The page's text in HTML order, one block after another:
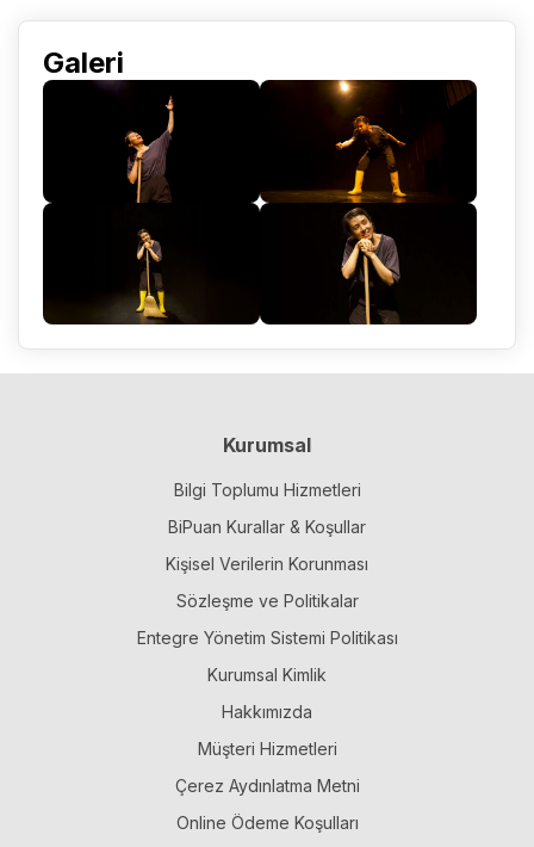
Galeri
Kurumsal
Bilgi Toplumu Hizmetleri
BiPuan Kurallar & Koşullar
Kişisel Verilerin Korunması
Sözleşme ve Politikalar
Entegre Yönetim Sistemi Politikası
Kurumsal Kimlik
Hakkımızda
Müşteri Hizmetleri
Çerez Aydınlatma Metni
Online Ödeme Koşulları